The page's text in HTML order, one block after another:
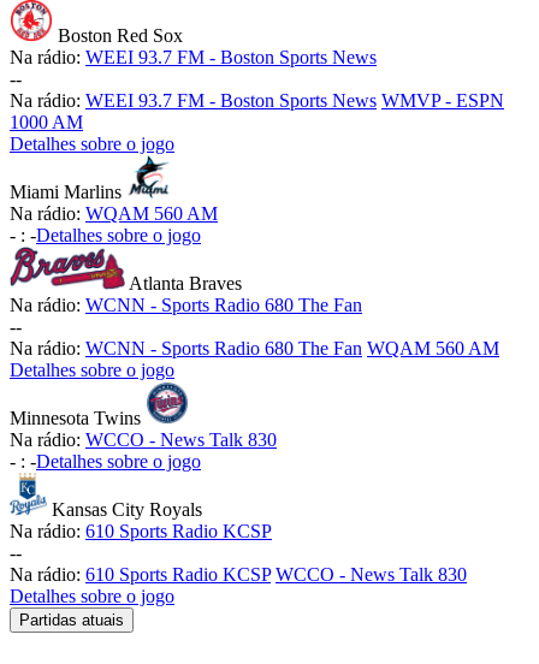
Boston Red Sox
Na rádio: WEEI 93.7 FM - Boston Sports News
--
Na rádio: WEEI 93.7 FM - Boston Sports News WMVP - ESPN
1000 AM
Detalhes sobre o jogo
Miami Marlins
Na rádio: WQAM 560 AM
- : -Detalhes sobre o jogo
Atlanta Braves
Na rádio: WCNN - Sports Radio 680 The Fan
--
Na rádio: WCNN - Sports Radio 680 The Fan WQAM 560 AM
Detalhes sobre o jogo
Minnesota Twins
Na rádio: WCCO - News Talk 830
- : -Detalhes sobre o jogo
Kansas City Royals
Na rádio: 610 Sports Radio KCSP
--
Na rádio: 610 Sports Radio KCSP WCCO - News Talk 830
Detalhes sobre o jogo
Partidas atuais